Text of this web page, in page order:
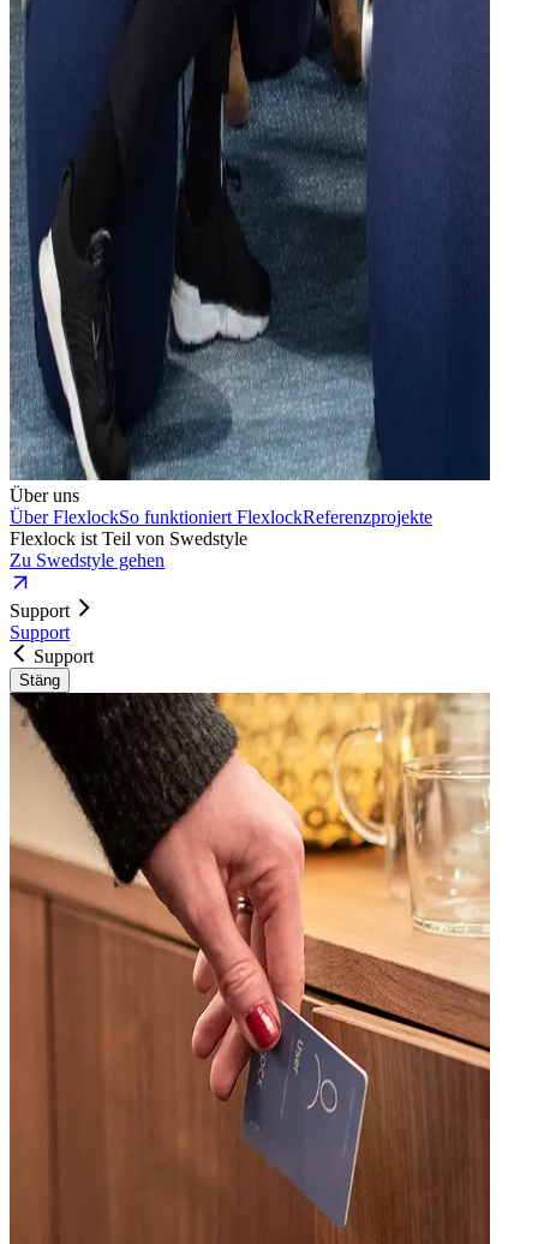
Über uns
Über FlexlockSo funktioniert FlexlockReferenzprojekte
Flexlock ist Teil von Swedstyle
Zu Swedstyle gehen
Support
Support
Support
Stäng